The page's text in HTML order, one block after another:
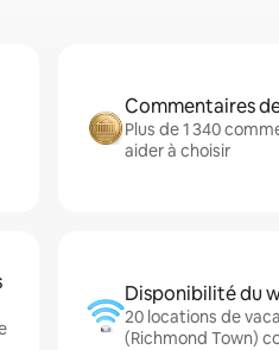
Commentaires
Plus de 1 340
aider à choisir
Disponibilité du
20 locations de
(Richmond Town)